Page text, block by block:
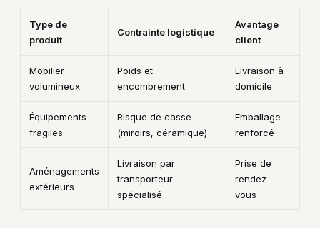
Type de
produit
Contrainte logistique
Avantage
client
Mobilier
volumineux
Poids et
encombrement
Livraison à
domicile
Équipements
fragiles
Risque de casse
(miroirs, céramique)
Emballage
renforcé
Aménagements
extérieurs
Livraison par
transporteur
spécialisé
Prise de
rendez-
vous